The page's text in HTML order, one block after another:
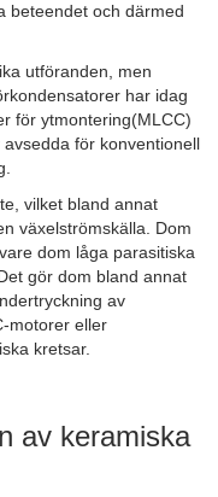
beteendet och därmed
utföranden, men
har idag
för ytmontering(MLCC)
för konventionell
vilket bland annat
växelströmskälla. Dom
dom låga parasitiska
gör dom bland annat
av
motorer eller
kretsar.
av keramiska